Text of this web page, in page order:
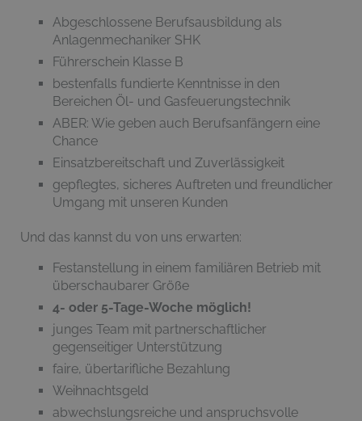
Abgeschlossene Berufsausbildung als
Anlagenmechaniker SHK
Führerschein Klasse B
bestenfalls fundierte Kenntnisse in den
Bereichen Öl- und Gasfeuerungstechnik
ABER: Wie geben auch Berufsanfängern eine
Chance
Einsatzbereitschaft und Zuverlässigkeit
gepflegtes, sicheres Auftreten und freundlicher
Umgang mit unseren Kunden
Und das kannst du von uns erwarten:
Festanstellung in einem familiären Betrieb mit
überschaubarer Größe
4- oder 5-Tage-Woche möglich!
junges Team mit partnerschaftlicher
gegenseitiger Unterstützung
faire, übertarifliche Bezahlung
Weihnachtsgeld
abwechslungsreiche und anspruchsvolle